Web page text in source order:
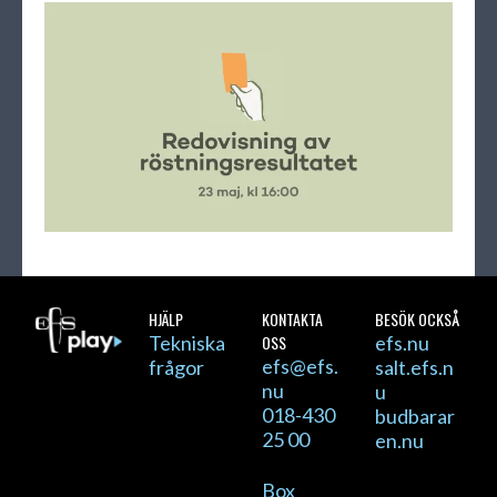
HJÄLP
Tekniska
frågor
KONTAKTA
OSS
efs@efs.
nu
018-430
25 00
Box
BESÖK OCKSÅ
efs.nu
salt.efs.n
u
budbarar
en.nu